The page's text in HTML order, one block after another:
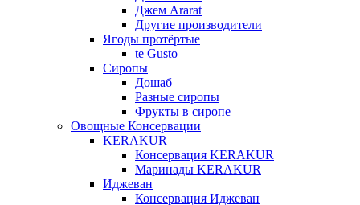
Джем Ararat
Другие производители
Ягоды протёртые
te Gusto
Сиропы
Дошаб
Разные сиропы
Фрукты в сиропе
Овощные Консервации
KERAKUR
Консервация KERAKUR
Маринады KERAKUR
Иджеван
Консервация Иджеван